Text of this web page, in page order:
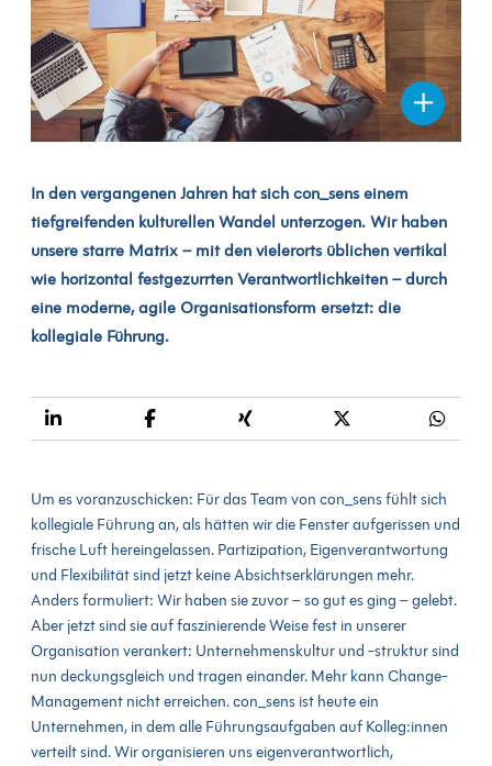
In den vergangenen Jahren hat sich con_sens einem
tiefgreifenden kulturellen Wandel unterzogen. Wir haben
unsere starre Matrix – mit den vielerorts üblichen vertikal
wie horizontal festgezurrten Verantwortlichkeiten – durch
eine moderne, agile Organisationsform ersetzt: die
kollegiale Führung.
Um es voranzuschicken: Für das Team von con_sens fühlt sich
kollegiale Führung an, als hätten wir die Fenster aufgerissen und
frische Luft hereingelassen. Partizipation, Eigenverantwortung
und Flexibilität sind jetzt keine Absichtserklärungen mehr.
Anders formuliert: Wir haben sie zuvor – so gut es ging – gelebt.
Aber jetzt sind sie auf faszinierende Weise fest in unserer
Organisation verankert: Unternehmenskultur und -struktur sind
nun deckungsgleich und tragen einander. Mehr kann Change-
Management nicht erreichen. con_sens ist heute ein
Unternehmen, in dem alle Führungsaufgaben auf Kolleg:innen
verteilt sind. Wir organisieren uns eigenverantwortlich,